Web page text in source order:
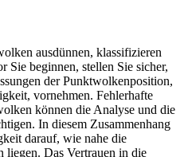
ausdünnen, klassifizieren
Sie beginnen, stellen Sie sicher,
der Punktwolkenposition,
vornehmen. Fehlerhafte
können die Analyse und die
In diesem Zusammenhang
darauf, wie nahe die
liegen. Das Vertrauen in die